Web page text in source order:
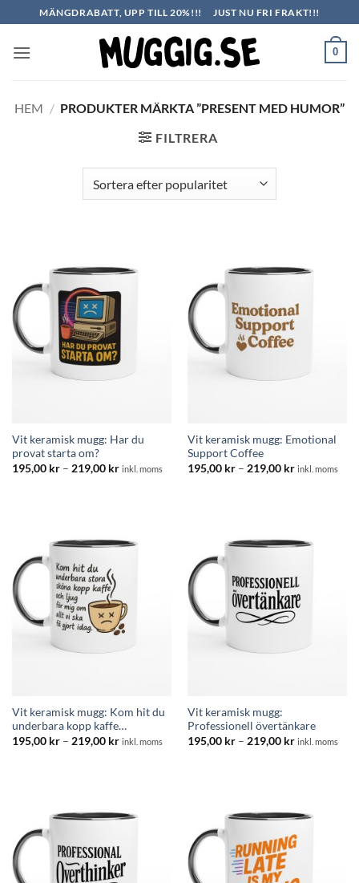
to
content
MÄNGDRABATT, UPP TILL 20%!!! JUST NU FRI FRAKT!!!
0
HEM / PRODUKTER MÄRKTA ”PRESENT MED HUMOR”
FILTRERA
Vit keramisk mugg: Har du
provat starta om?
195,00 kr – 219,00 krPrisintervall:
inkl. moms
Vit keramisk mugg: Emotional
Support Coffee
195,00 kr – 219,00 krPrisintervall:
inkl. moms
Vit keramisk mugg: Kom hit du
underbara kopp kaffe…
195,00 kr – 219,00 krPrisintervall:
inkl. moms
Vit keramisk mugg:
Professionell övertänkare
195,00 kr – 219,00 krPrisintervall:
inkl. moms